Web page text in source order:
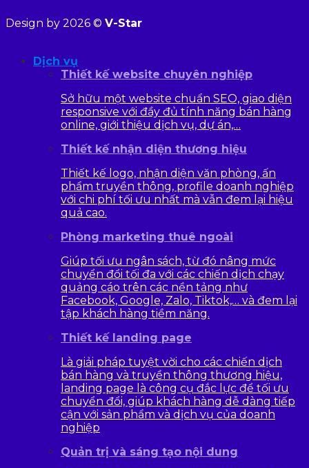
Design by 2026 © V-Star
Dịch vụ
Thiết kế website chuyên nghiệp
Sở hữu một website chuẩn SEO, giao diện
responsive với đầy đủ tính năng bán hàng
online, giới thiệu dịch vụ, dự án,…
Thiết kế nhận diện thương hiệu
Thiết kế logo, nhận diện văn phòng, ấn
phẩm truyền thông, profile doanh nghiệp
với chi phí tối ưu nhất mà vẫn đem lại hiệu
quả cao.
Phòng marketing thuê ngoài
Giúp tối ưu ngân sách, từ đó nâng mức
chuyển đổi tối đa với các chiến dịch chạy
quảng cáo trên các nền tảng như
Facebook, Google, Zalo, Tiktok,… và đem lại
tập khách hàng tiềm năng.
Thiết kế landing page
Là giải pháp tuyệt vời cho các chiến dịch
bán hàng và truyền thông thương hiệu,
landing page là công cụ đắc lực để tối ưu
chuyển đổi, giúp khách hàng dễ dàng tiếp
cận với sản phẩm và dịch vụ của doanh
nghiệp
Quản trị và sáng tạo nội dung